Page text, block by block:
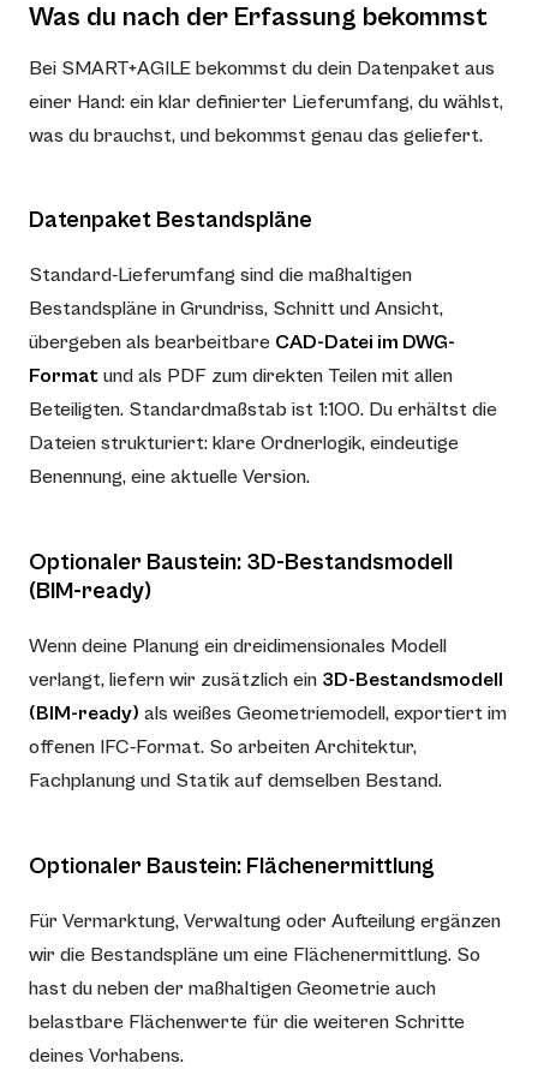
Was du nach der Erfassung bekommst
Bei SMART+AGILE bekommst du dein Datenpaket aus
einer Hand: ein klar definierter Lieferumfang, du wählst,
was du brauchst, und bekommst genau das geliefert.
Datenpaket Bestandspläne
Standard-Lieferumfang sind die maßhaltigen
Bestandspläne in Grundriss, Schnitt und Ansicht,
übergeben als bearbeitbare CAD-Datei im DWG-
Format und als PDF zum direkten Teilen mit allen
Beteiligten. Standardmaßstab ist 1:100. Du erhältst die
Dateien strukturiert: klare Ordnerlogik, eindeutige
Benennung, eine aktuelle Version.
Optionaler Baustein: 3D-Bestandsmodell
(BIM-ready)
Wenn deine Planung ein dreidimensionales Modell
verlangt, liefern wir zusätzlich ein 3D-Bestandsmodell
(BIM-ready) als weißes Geometriemodell, exportiert im
offenen IFC-Format. So arbeiten Architektur,
Fachplanung und Statik auf demselben Bestand.
Optionaler Baustein: Flächenermittlung
Für Vermarktung, Verwaltung oder Aufteilung ergänzen
wir die Bestandspläne um eine Flächenermittlung. So
hast du neben der maßhaltigen Geometrie auch
belastbare Flächenwerte für die weiteren Schritte
deines Vorhabens.